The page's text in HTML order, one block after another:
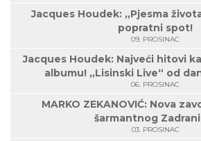
Jacques Houdek: „Pjesma
popratni spot!
09. PROSINAC
Jacques Houdek: Najveći hitovi
albumu! „Lisinski Live“ od
06. PROSINAC
MARKO ZEKANOVIĆ: Nova
šarmantnog
03. PROSINAC